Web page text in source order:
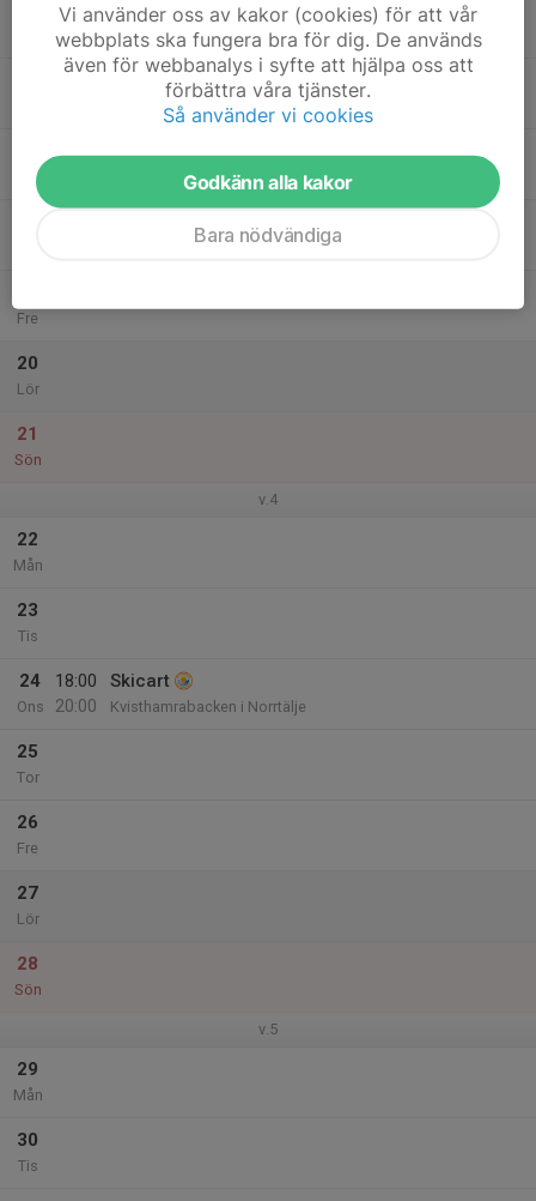
Ons
18:00
Skicart
Kvisthamrabacken i Norrtälje
Fre
20
Lör
21
Sön
v.4
22
Mån
23
Tis
24
Ons
18:00
20:00
Skicart
Kvisthamrabacken i Norrtälje
25
Tor
26
Fre
27
Lör
28
Sön
v.5
29
Mån
30
Tis
Vi använder oss av kakor (cookies) för att vår
webbplats ska fungera bra för dig. De används
även för webbanalys i syfte att hjälpa oss att
förbättra våra tjänster.
Så använder vi cookies
Godkänn alla kakor
Bara nödvändiga